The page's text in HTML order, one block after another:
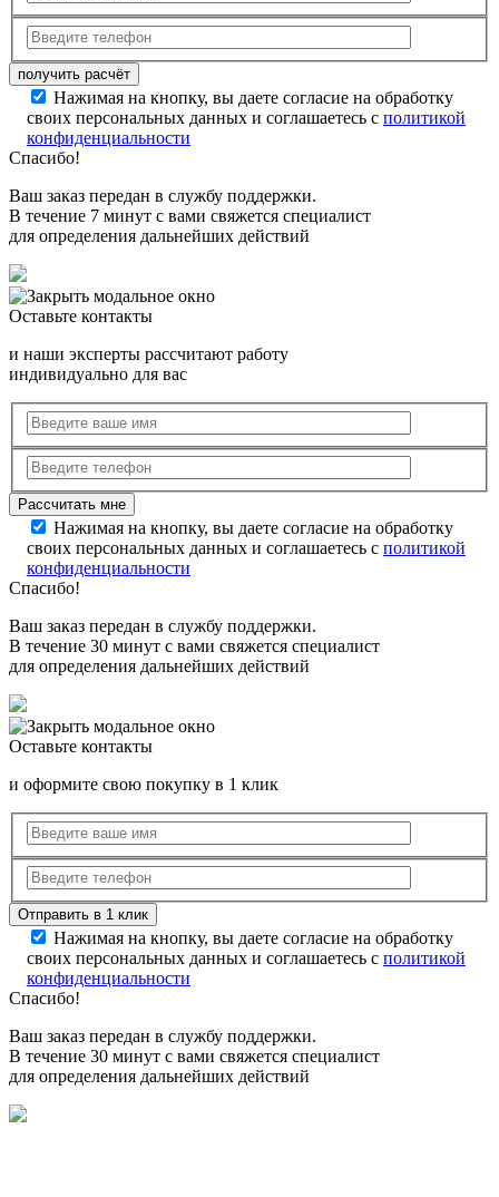
Нажимая на кнопку, вы даете согласие на обработку
своих персональных данных и соглашаетесь с политикой
конфиденциальности
Спасибо!
Ваш заказ передан в службу поддержки.
В течение 7 минут с вами свяжется специалист
для определения дальнейших действий
Оставьте контакты
и наши эксперты рассчитают работу
индивидуально для вас
Нажимая на кнопку, вы даете согласие на обработку
своих персональных данных и соглашаетесь с политикой
конфиденциальности
Спасибо!
Ваш заказ передан в службу поддержки.
В течение 30 минут с вами свяжется специалист
для определения дальнейших действий
Оставьте контакты
и оформите свою покупку в 1 клик
Нажимая на кнопку, вы даете согласие на обработку
своих персональных данных и соглашаетесь с политикой
конфиденциальности
Спасибо!
Ваш заказ передан в службу поддержки.
В течение 30 минут с вами свяжется специалист
для определения дальнейших действий